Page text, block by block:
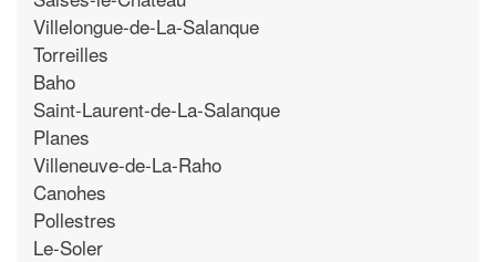
Villelongue-de-La-Salanque
Torreilles
Baho
Saint-Laurent-de-La-Salanque
Planes
Villeneuve-de-La-Raho
Canohes
Pollestres
Le-Soler